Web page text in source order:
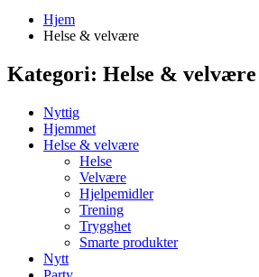
Hjem
Helse & velvære
Kategori: Helse & velvære
Nyttig
Hjemmet
Helse & velvære
Helse
Velvære
Hjelpemidler
Trening
Trygghet
Smarte produkter
Nytt